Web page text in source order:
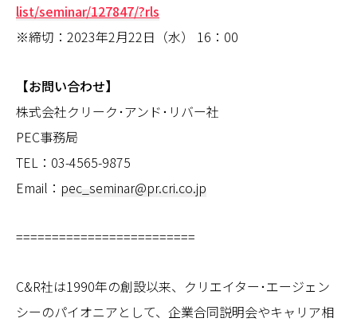
list/seminar/127847/?rls
※締切：2023年2月22日（水） 16：00
【お問い合わせ】
株式会社クリーク･アンド･リバー社
PEC事務局
TEL：03-4565-9875
Email： pec_seminar@pr.cri.co.jp
=========================
C&R社は1990年の創設以来、クリエイター･エージェン
シーのパイオニアとして、企業合同説明会やキャリア相